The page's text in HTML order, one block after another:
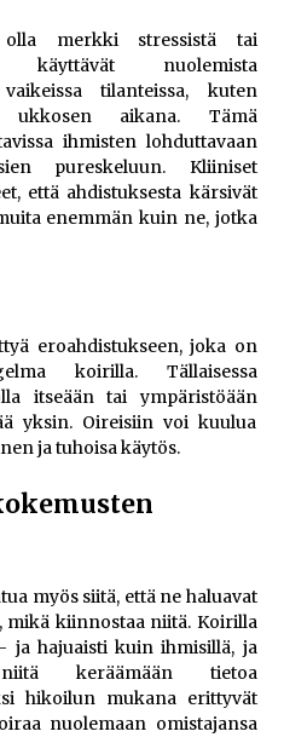
merkki stressistä tai
käyttävät nuolemista
tilanteissa, kuten
ukkosen aikana. Tämä
ihmisten lohduttavaan
pureskeluun. Kliiniset
että ahdistuksesta kärsivät
enemmän kuin ne, jotka
eroahdistukseen, joka on
koirilla. Tällaisessa
itseään tai ympäristöään
yksin. Oireisiin voi kuulua
ja tuhoisa käytös.
myös siitä, että ne haluavat
mikä kiinnostaa niitä. Koirilla
ja hajuaisti kuin ihmisillä, ja
keräämään tietoa
hikoilun mukana erittyvät
nuolemaan omistajansa